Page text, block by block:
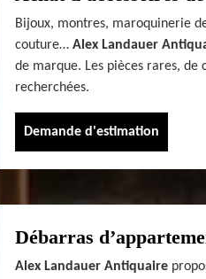
Bijoux, montres, maroquinerie
couture… Alex Landauer
de marque. Les pièces rares,
recherchées.
Demande d'estimation
Débarras
Alex Landauer Antiquaire